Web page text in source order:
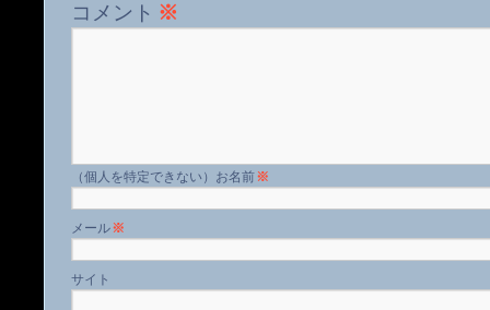
コメント ※
名前※
メール※
サイト